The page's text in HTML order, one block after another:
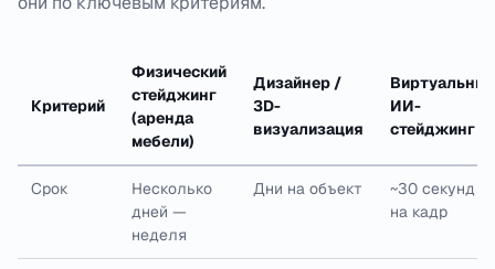
Критерий
Физический
стейджинг
(аренда
мебели)
Дизайнер /
3D-
визуализация
Виртуальный
ИИ-
стейджинг
Срок
Несколько
дней —
неделя
Дни на объект
~30 секунд
на кадр